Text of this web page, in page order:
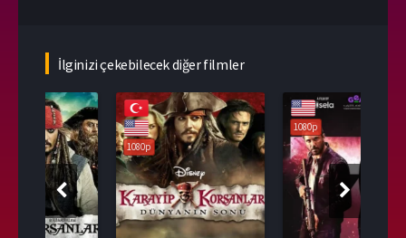
İlginizi çekebilecek diğer filmler
1080p
1080p